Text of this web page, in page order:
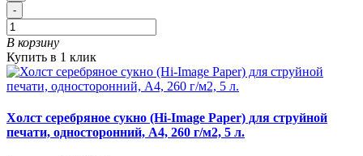
-
В корзину
Купить в 1 клик
Холст серебряное сукно (Hi-Image Paper) для струйной
печати, односторонний, A4, 260 г/м2, 5 л.